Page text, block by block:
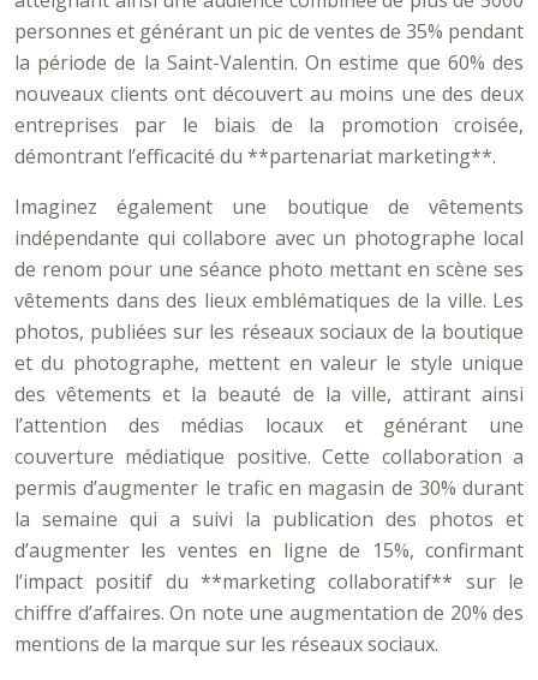
personnes et générant un pic de ventes de 35% pendant
la période de la Saint-Valentin. On estime que 60% des
nouveaux clients ont découvert au moins une des deux
entreprises par le biais de la promotion croisée,
démontrant l’efficacité du **partenariat marketing**.
Imaginez également une boutique de vêtements
indépendante qui collabore avec un photographe local
de renom pour une séance photo mettant en scène ses
vêtements dans des lieux emblématiques de la ville. Les
photos, publiées sur les réseaux sociaux de la boutique
et du photographe, mettent en valeur le style unique
des vêtements et la beauté de la ville, attirant ainsi
l’attention des médias locaux et générant une
couverture médiatique positive. Cette collaboration a
permis d’augmenter le trafic en magasin de 30% durant
la semaine qui a suivi la publication des photos et
d’augmenter les ventes en ligne de 15%, confirmant
l’impact positif du **marketing collaboratif** sur le
chiffre d’affaires. On note une augmentation de 20% des
mentions de la marque sur les réseaux sociaux.